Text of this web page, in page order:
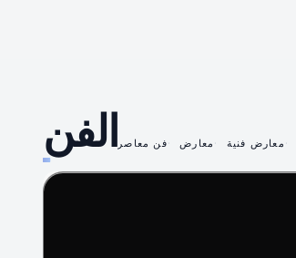
الفن فن معاصر معارض معارض فنية